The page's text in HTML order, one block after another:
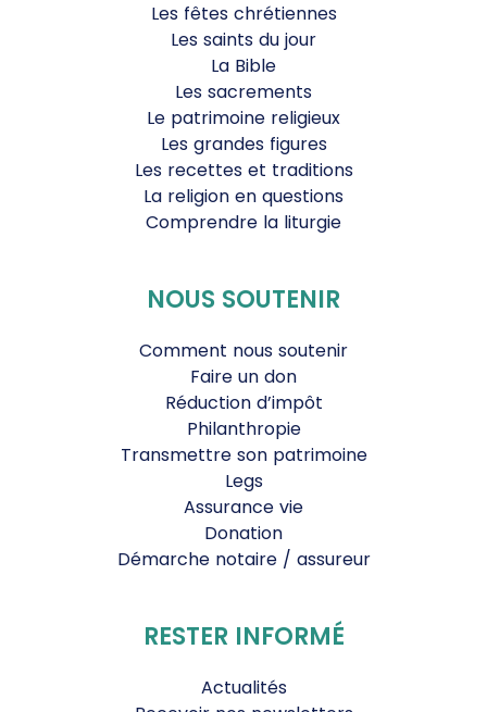
Les fêtes chrétiennes
Les saints du jour
La Bible
Les sacrements
Le patrimoine religieux
Les grandes figures
Les recettes et traditions
La religion en questions
Comprendre la liturgie
NOUS SOUTENIR
Comment nous soutenir
Faire un don
Réduction d’impôt
Philanthropie
Transmettre son patrimoine
Legs
Assurance vie
Donation
Démarche notaire / assureur
RESTER INFORMÉ
Actualités